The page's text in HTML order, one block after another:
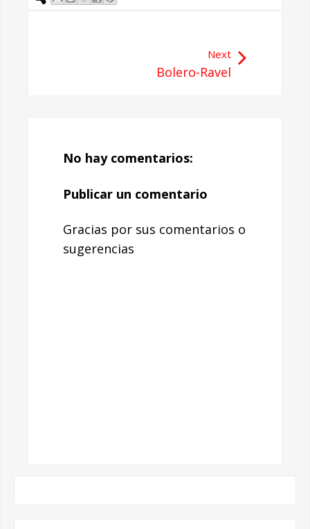
Next
Bolero-Ravel
No hay comentarios:
Publicar un comentario
Gracias por sus comentarios o
sugerencias